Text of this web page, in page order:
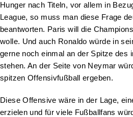
Hunger nach Titeln, vor allem in
League, so muss man diese Frage
beantworten. Paris will die
wolle. Und auch Ronaldo würde in
gerne noch einmal an der Spitze des
stehen. An der Seite von Neymar
spitzen Offensivfußball ergeben.
Diese Offensive wäre in der Lage,
erzielen und für viele Fußballfans